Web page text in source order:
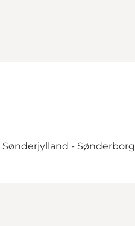
- Sønderborg